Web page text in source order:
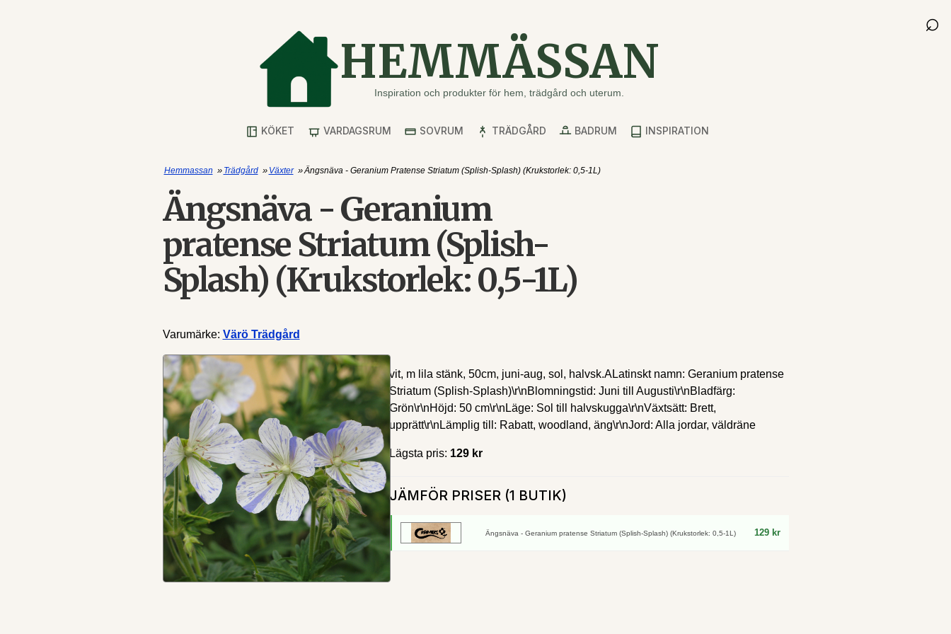
HEMMÄSSAN
Inspiration och produkter för hem, trädgård och uterum.
⌕
KÖKET VARDAGSRUM SOVRUM TRÄDGÅRD BADRUM INSPIRATION
Hemmassan » Trädgård » Växter »Ängsnäva - Geranium Pratense Striatum (Splish-Splash) (Krukstorlek: 0,5-1L)
Ängsnäva - Geranium
pratense Striatum (Splish-
Splash) (Krukstorlek: 0,5-1L)
Varumärke: Värö Trädgård
vit, m lila stänk, 50cm, juni-aug, sol, halvsk.ALatinskt namn: Geranium pratense
Striatum (Splish-Splash)\r\nBlomningstid: Juni till Augusti\r\nBladfärg:
Grön\r\nHöjd: 50 cm\r\nLäge: Sol till halvskugga\r\nVäxtsätt: Brett,
upprätt\r\nLämplig till: Rabatt, woodland, äng\r\nJord: Alla jordar, väldräne
Lägsta pris: 129 kr
JÄMFÖR PRISER (1 BUTIK)
Ängsnäva - Geranium pratense Striatum (Splish-Splash) (Krukstorlek: 0,5-1L) 129 kr